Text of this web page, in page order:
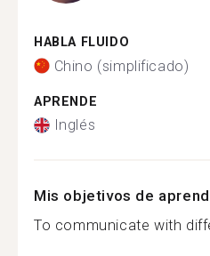
HABLA FLUIDO
Chino (simplificado)
APRENDE
Inglés
Mis objetivos de
To communicate with